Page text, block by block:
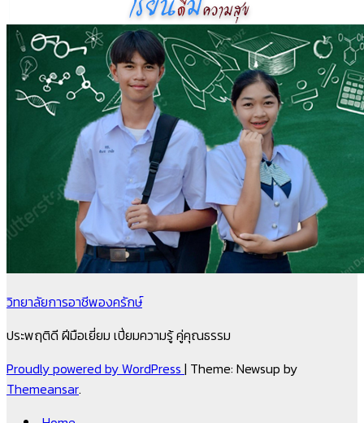
วิทยาลัยการอาชีพองครักษ์
ประพฤติดี ฝีมือเยี่ยม เปี่ยมความรู้ คู่คุณธรรม
Proudly powered by WordPress | Theme: Newsup by
Themeansar.